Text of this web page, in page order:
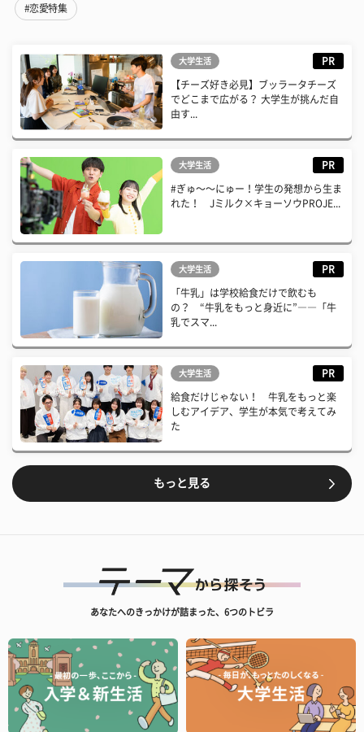
#恋愛特集
大学生活 PR
【チーズ好き必見】ブッラータチーズ
でどこまで広がる？ 大学生が挑んだ自
由す...
大学生活 PR
#ぎゅ〜〜にゅー！学生の発想から生ま
れた！ Jミルク×キョーソウPROJE...
大学生活 PR
「牛乳」は学校給食だけで飲むも
の？ “牛乳をもっと身近に”――「牛
乳でスマ...
大学生活 PR
給食だけじゃない！ 牛乳をもっと楽
しむアイデア、学生が本気で考えてみ
た
もっと見る
あなたへのきっかけが詰まった、6つのトビラ